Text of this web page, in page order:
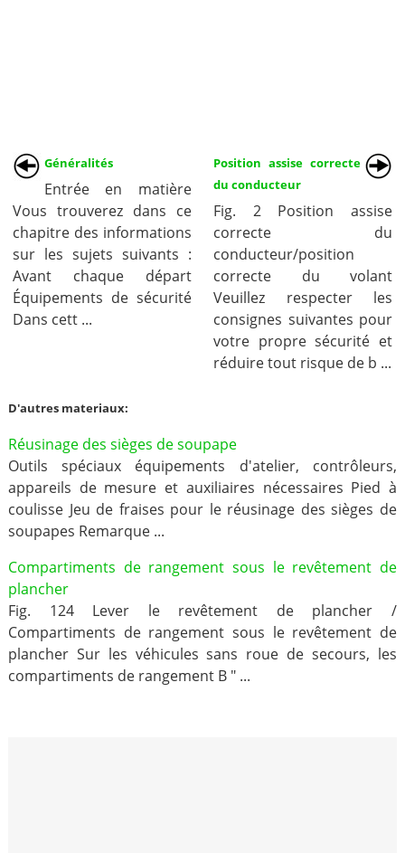
Généralités
Entrée en matière
Vous trouverez dans ce
chapitre des informations
sur les sujets suivants :
Avant chaque départ
Équipements de sécurité
Dans cett ...
Position assise correcte
du conducteur
Fig. 2 Position assise
correcte du
conducteur/position
correcte du volant
Veuillez respecter les
consignes suivantes pour
votre propre sécurité et
réduire tout risque de b ...
D'autres materiaux:
Réusinage des sièges de soupape
Outils spéciaux équipements d'atelier, contrôleurs,
appareils de mesure et auxiliaires nécessaires Pied à
coulisse Jeu de fraises pour le réusinage des sièges de
soupapes Remarque ...
Compartiments de rangement sous le revêtement de
plancher
Fig. 124 Lever le revêtement de plancher /
Compartiments de rangement sous le revêtement de
plancher Sur les véhicules sans roue de secours, les
compartiments de rangement B " ...